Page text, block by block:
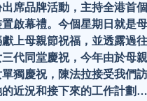
席品牌活動，主持全港首
啟幕禮。今個星期日就是
上母親節祝福，並透露過
代同堂慶祝，今年由於母
獨慶祝，陳法拉接受我們
的近況和接下來的工作計